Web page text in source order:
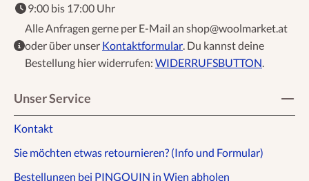
9:00 bis 17:00 Uhr
Alle Anfragen gerne per E-Mail an shop@woolmarket.at
oder über unser Kontaktformular . Du kannst deine
Bestellung hier widerrufen: WIDERRUFSBUTTON
Unser Service
Kontakt
Sie möchten etwas retournieren? (Info und Formular)
Bestellungen bei PINGOUIN in Wien abholen